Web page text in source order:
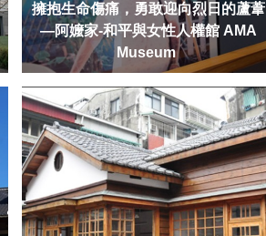
擁抱生命傷痛，勇敢迎向烈日的蘆葦
—阿嬤家-和平與女性人權館 AMA
Museum